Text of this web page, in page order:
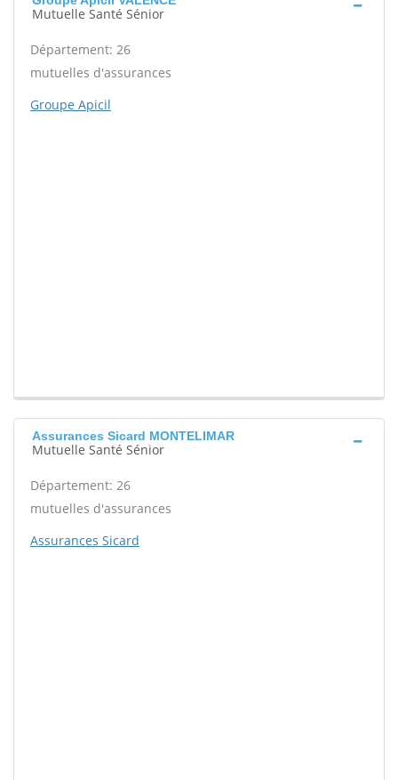
Mutuelle Santé Sénior
Département: 26
mutuelles d'assurances
Groupe Apicil
Assurances Sicard MONTELIMAR
Mutuelle Santé Sénior
Département: 26
mutuelles d'assurances
Assurances Sicard